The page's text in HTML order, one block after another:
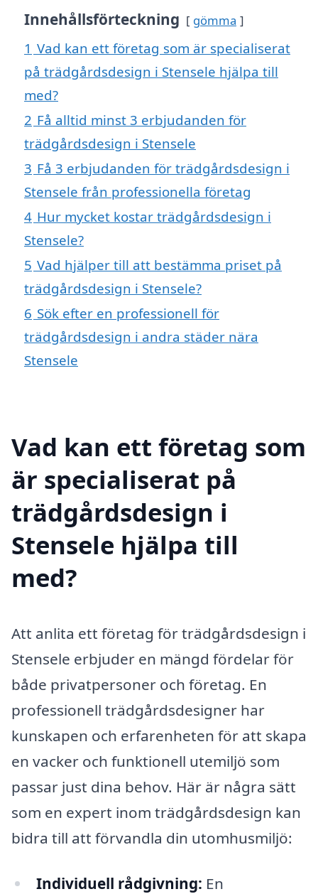
Innehållsförteckning gömma
1 Vad kan ett företag som är specialiserat
på trädgårdsdesign i Stensele hjälpa till
med?
2 Få alltid minst 3 erbjudanden för
trädgårdsdesign i Stensele
3 Få 3 erbjudanden för trädgårdsdesign i
Stensele från professionella företag
4 Hur mycket kostar trädgårdsdesign i
Stensele?
5 Vad hjälper till att bestämma priset på
trädgårdsdesign i Stensele?
6 Sök efter en professionell för
trädgårdsdesign i andra städer nära
Stensele
Vad kan ett företag som
är specialiserat på
trädgårdsdesign i
Stensele hjälpa till
med?
Att anlita ett företag för trädgårdsdesign i
Stensele erbjuder en mängd fördelar för
både privatpersoner och företag. En
professionell trädgårdsdesigner har
kunskapen och erfarenheten för att skapa
en vacker och funktionell utemiljö som
passar just dina behov. Här är några sätt
som en expert inom trädgårdsdesign kan
bidra till att förvandla din utomhusmiljö:
Individuell rådgivning: En